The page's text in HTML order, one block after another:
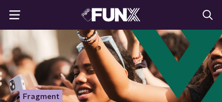
Fragment